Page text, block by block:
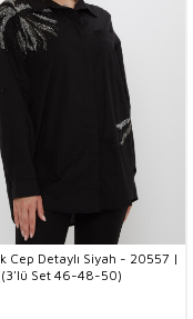
Cep Detaylı Siyah - 20557 |
(3'lü Set 46-48-50)